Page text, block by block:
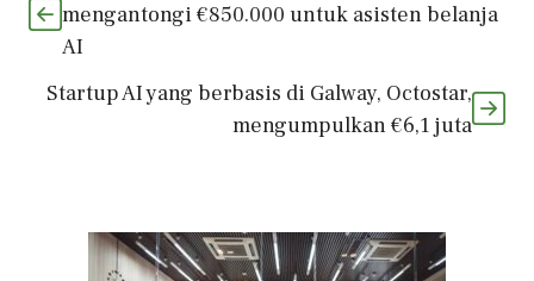
mengantongi €850.000 untuk asisten belanja
AI
Startup AI yang berbasis di Galway, Octostar,
mengumpulkan €6,1 juta